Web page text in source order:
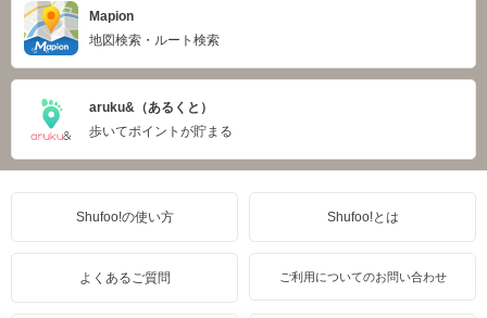
Mapion
地図検索・ルート検索
aruku&（あるくと）
歩いてポイントが貯まる
Shufoo!の使い方 Shufoo!とは
よくあるご質問 ご利用についてのお問い合わせ